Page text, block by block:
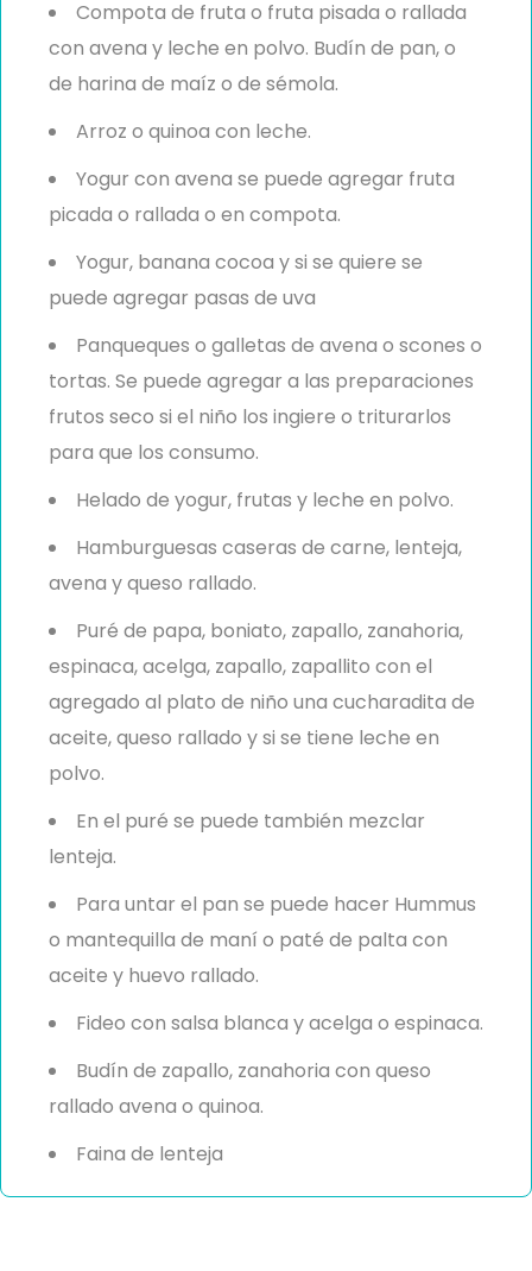
Compota de fruta o fruta pisada o rallada
con avena y leche en polvo. Budín de pan, o
de harina de maíz o de sémola.
Arroz o quinoa con leche.
Yogur con avena se puede agregar fruta
picada o rallada o en compota.
Yogur, banana cocoa y si se quiere se
puede agregar pasas de uva
Panqueques o galletas de avena o scones o
tortas. Se puede agregar a las preparaciones
frutos seco si el niño los ingiere o triturarlos
para que los consumo.
Helado de yogur, frutas y leche en polvo.
Hamburguesas caseras de carne, lenteja,
avena y queso rallado.
Puré de papa, boniato, zapallo, zanahoria,
espinaca, acelga, zapallo, zapallito con el
agregado al plato de niño una cucharadita de
aceite, queso rallado y si se tiene leche en
polvo.
En el puré se puede también mezclar
lenteja.
Para untar el pan se puede hacer Hummus
o mantequilla de maní o paté de palta con
aceite y huevo rallado.
Fideo con salsa blanca y acelga o espinaca.
Budín de zapallo, zanahoria con queso
rallado avena o quinoa.
Faina de lenteja